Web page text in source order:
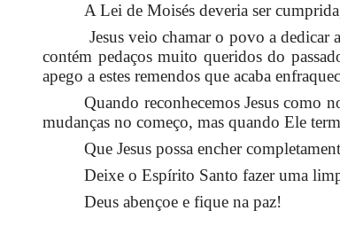
A Lei de Moisés deveria ser
Jesus veio chamar o povo a dedicar
contém pedaços muito queridos do
apego a estes remendos que acaba
Quando reconhecemos Jesus como
mudanças no começo, mas quando Ele
Que Jesus possa encher
Deixe o Espírito Santo fazer uma
Deus abençoe e fique na paz!